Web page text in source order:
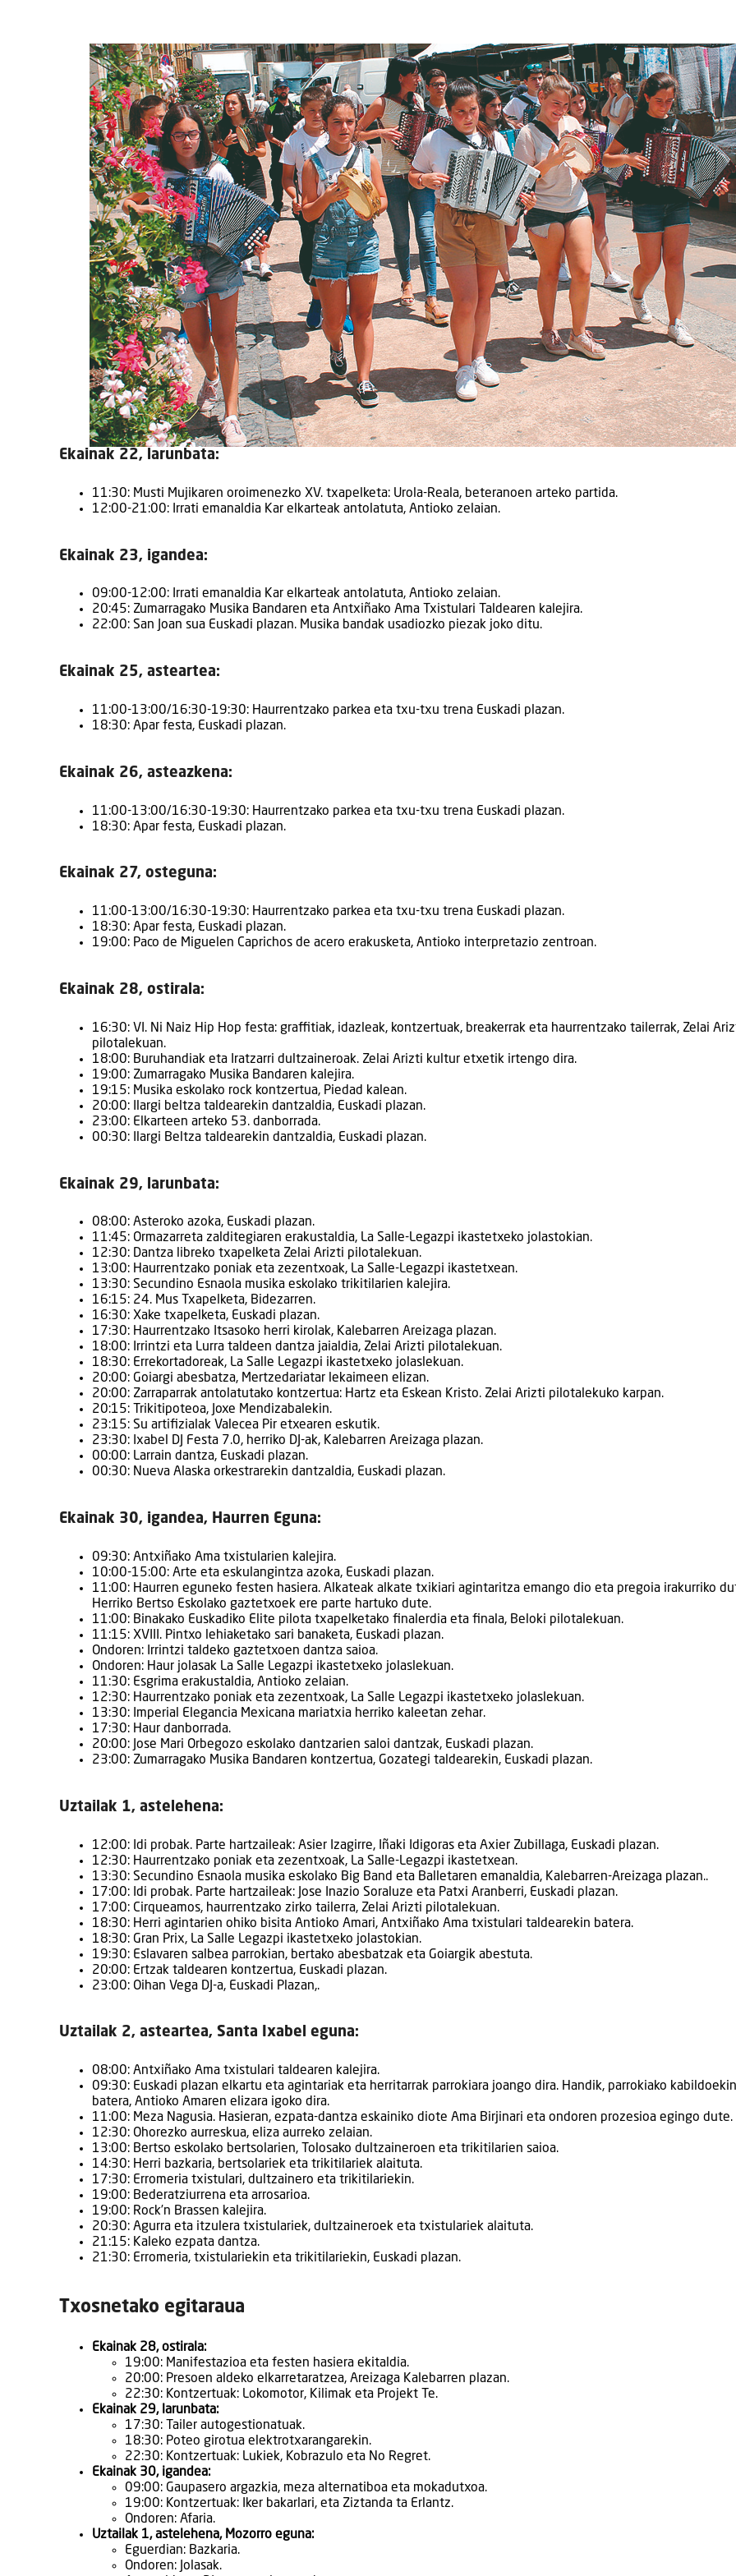
Ekainak 22, larunbata:
11:30: Musti Mujikaren oroimenezko XV. txapelketa: Urola-Reala, beteranoen arteko partida.
12:00-21:00: Irrati emanaldia Kar elkarteak antolatuta, Antioko zelaian.
Ekainak 23, igandea:
09:00-12:00: Irrati emanaldia Kar elkarteak antolatuta, Antioko zelaian.
20:45: Zumarragako Musika Bandaren eta Antxiñako Ama Txistulari Taldearen kalejira.
22:00: San Joan sua Euskadi plazan. Musika bandak usadiozko piezak joko ditu.
Ekainak 25, asteartea:
11:00-13:00/16:30-19:30: Haurrentzako parkea eta txu-txu trena Euskadi plazan.
18:30: Apar festa, Euskadi plazan.
Ekainak 26, asteazkena:
11:00-13:00/16:30-19:30: Haurrentzako parkea eta txu-txu trena Euskadi plazan.
18:30: Apar festa, Euskadi plazan.
Ekainak 27, osteguna:
11:00-13:00/16:30-19:30: Haurrentzako parkea eta txu-txu trena Euskadi plazan.
18:30: Apar festa, Euskadi plazan.
19:00: Paco de Miguelen Caprichos de acero erakusketa, Antioko interpretazio zentroan.
Ekainak 28, ostirala:
16:30: VI. Ni Naiz Hip Hop festa: graffitiak, idazleak, kontzertuak, breakerrak eta haurrentzako tailerrak, Zelai
pilotalekuan.
18:00: Buruhandiak eta Iratzarri dultzaineroak. Zelai Arizti kultur etxetik irtengo dira.
19:00: Zumarragako Musika Bandaren kalejira.
19:15: Musika eskolako rock kontzertua, Piedad kalean.
20:00: Ilargi beltza taldearekin dantzaldia, Euskadi plazan.
23:00: Elkarteen arteko 53. danborrada.
00:30: Ilargi Beltza taldearekin dantzaldia, Euskadi plazan.
Ekainak 29, larunbata:
08:00: Asteroko azoka, Euskadi plazan.
11:45: Ormazarreta zalditegiaren erakustaldia, La Salle-Legazpi ikastetxeko jolastokian.
12:30: Dantza libreko txapelketa Zelai Arizti pilotalekuan.
13:00: Haurrentzako poniak eta zezentxoak, La Salle-Legazpi ikastetxean.
13:30: Secundino Esnaola musika eskolako trikitilarien kalejira.
16:15: 24. Mus Txapelketa, Bidezarren.
16:30: Xake txapelketa, Euskadi plazan.
17:30: Haurrentzako Itsasoko herri kirolak, Kalebarren Areizaga plazan.
18:00: Irrintzi eta Lurra taldeen dantza jaialdia, Zelai Arizti pilotalekuan.
18:30: Errekortadoreak, La Salle Legazpi ikastetxeko jolaslekuan.
20:00: Goiargi abesbatza, Mertzedariatar lekaimeen elizan.
20:00: Zarraparrak antolatutako kontzertua: Hartz eta Eskean Kristo. Zelai Arizti pilotalekuko karpan.
20:15: Trikitipoteoa, Joxe Mendizabalekin.
23:15: Su artifizialak Valecea Pir etxearen eskutik.
23:30: Ixabel DJ Festa 7.0, herriko DJ-ak, Kalebarren Areizaga plazan.
00:00: Larrain dantza, Euskadi plazan.
00:30: Nueva Alaska orkestrarekin dantzaldia, Euskadi plazan.
Ekainak 30, igandea, Haurren Eguna:
09:30: Antxiñako Ama txistularien kalejira.
10:00-15:00: Arte eta eskulangintza azoka, Euskadi plazan.
11:00: Haurren eguneko festen hasiera. Alkateak alkate txikiari agintaritza emango dio eta pregoia irakurriko
Herriko Bertso Eskolako gaztetxoek ere parte hartuko dute.
11:00: Binakako Euskadiko Elite pilota txapelketako finalerdia eta finala, Beloki pilotalekuan.
11:15: XVIII. Pintxo lehiaketako sari banaketa, Euskadi plazan.
Ondoren: Irrintzi taldeko gaztetxoen dantza saioa.
Ondoren: Haur jolasak La Salle Legazpi ikastetxeko jolaslekuan.
11:30: Esgrima erakustaldia, Antioko zelaian.
12:30: Haurrentzako poniak eta zezentxoak, La Salle Legazpi ikastetxeko jolaslekuan.
13:30: Imperial Elegancia Mexicana mariatxia herriko kaleetan zehar.
17:30: Haur danborrada.
20:00: Jose Mari Orbegozo eskolako dantzarien saloi dantzak, Euskadi plazan.
23:00: Zumarragako Musika Bandaren kontzertua, Gozategi taldearekin, Euskadi plazan.
Uztailak 1, astelehena:
12:00: Idi probak. Parte hartzaileak: Asier Izagirre, Iñaki Idigoras eta Axier Zubillaga, Euskadi plazan.
12:30: Haurrentzako poniak eta zezentxoak, La Salle-Legazpi ikastetxean.
13:30: Secundino Esnaola musika eskolako Big Band eta Balletaren emanaldia, Kalebarren-Areizaga plazan..
17:00: Idi probak. Parte hartzaileak: Jose Inazio Soraluze eta Patxi Aranberri, Euskadi plazan.
17:00: Cirqueamos, haurrentzako zirko tailerra, Zelai Arizti pilotalekuan.
18:30: Herri agintarien ohiko bisita Antioko Amari, Antxiñako Ama txistulari taldearekin batera.
18:30: Gran Prix, La Salle Legazpi ikastetxeko jolastokian.
19:30: Eslavaren salbea parrokian, bertako abesbatzak eta Goiargik abestuta.
20:00: Ertzak taldearen kontzertua, Euskadi plazan.
23:00: Oihan Vega DJ-a, Euskadi Plazan,.
Uztailak 2, asteartea, Santa Ixabel eguna:
08:00: Antxiñako Ama txistulari taldearen kalejira.
09:30: Euskadi plazan elkartu eta agintariak eta herritarrak parrokiara joango dira. Handik, parrokiako kabildoekin
batera, Antioko Amaren elizara igoko dira.
11:00: Meza Nagusia. Hasieran, ezpata-dantza eskainiko diote Ama Birjinari eta ondoren prozesioa egingo dute.
12:30: Ohorezko aurreskua, eliza aurreko zelaian.
13:00: Bertso eskolako bertsolarien, Tolosako dultzaineroen eta trikitilarien saioa.
14:30: Herri bazkaria, bertsolariek eta trikitilariek alaituta.
17:30: Erromeria txistulari, dultzainero eta trikitilariekin.
19:00: Bederatziurrena eta arrosarioa.
19:00: Rock’n Brassen kalejira.
20:30: Agurra eta itzulera txistulariek, dultzaineroek eta txistulariek alaituta.
21:15: Kaleko ezpata dantza.
21:30: Erromeria, txistulariekin eta trikitilariekin, Euskadi plazan.
Txosnetako egitaraua
Ekainak 28, ostirala:
19:00: Manifestazioa eta festen hasiera ekitaldia.
20:00: Presoen aldeko elkarretaratzea, Areizaga Kalebarren plazan.
22:30: Kontzertuak: Lokomotor, Kilimak eta Projekt Te.
Ekainak 29, larunbata:
17:30: Tailer autogestionatuak.
18:30: Poteo girotua elektrotxarangarekin.
22:30: Kontzertuak: Lukiek, Kobrazulo eta No Regret.
Ekainak 30, igandea:
09:00: Gaupasero argazkia, meza alternatiboa eta mokadutxoa.
19:00: Kontzertuak: Iker bakarlari, eta Ziztanda ta Erlantz.
Ondoren: Afaria.
Uztailak 1, astelehena, Mozorro eguna:
Eguerdian: Bazkaria.
Ondoren: Jolasak.